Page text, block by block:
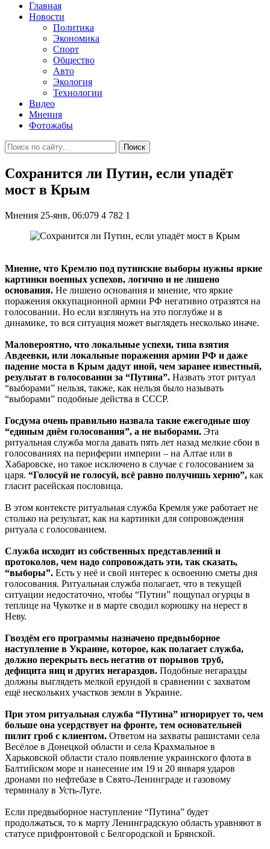
Главная
Новости
Политика
Экономика
Спорт
Общество
Авто
Экология
Технологии
Видео
Мнения
Фотожабы
Поиск
Сохранится ли Путин, если упадёт
мост в Крым
Мнения 25-янв, 06:079 4 782 1
Мнение, что Кремлю под путинские выборы нужны яркие
картинки военных успехов, логично и не лишено
основания. Не лишено основания и мнение, что яркие
поражения оккупационной армии РФ негативно отразятся на
голосовании. Но если взглянуть на это поглубже и в
динамике, то вся ситуация может выглядеть несколько иначе.
Маловероятно, что локальные успехи, типа взятия
Авдеевки, или локальные поражения армии РФ и даже
падение моста в Крым дадут иной, чем заранее известный,
результат в голосовании за “Путина”. Назвать этот ритуал
“выборами” нельзя, также, как нельзя было называть
“выборами” подобные действа в СССР.
Госдума очень правильно назвала такие ежегодные шоу
“единым днём голосования”, а не выборами. Эта
ритуальная служба могла давать пять лет назад мелкие сбои в
голосованиях на периферии империи – на Алтае или в
Хабаровске, но такое исключено в случае с голосованием за
царя. “Голосуй не голосуй, всё равно получишь херню”, как
гласит расейская пословица.
В этом контексте ритуальная служба Кремля уже работает не
столько на результат, как на картинки для сопровождения
ритуала с голосованием.
Служба исходит из собственных представлений и
протоколов, чем надо сопровождать эти, так сказать,
“выборы”. Есть у неё и свой интерес к освоению сметы дня
голосования. Ритуальная служба полагает, что в текущей
ситуации недостаточно, чтобы “Путин” пощупал огурцы в
теплице на Чукотке и в марте сводил корюшку на нерест в
Неву.
Гвоздём его программы назначено предвыборное
наступление в Украине, которое, как полагает служба,
должно перекрыть весь негатив от порывов труб,
дефицита яиц и других негараздов. Подобные негаразды
должны выглядеть мелкой ерундой в сравнении с захватом
ещё нескольких участков земли в Украине.
При этом ритуальная служба “Путина” игнорирует то, чем
больше она усердствует на фронте, тем основательней
пилит гроб с клиентом. Ответом на захваты рашистами села
Весёлое в Донецкой области и села Крахмальное в
Харьковской области стало появление украинского флота в
Балтийском море и нанесение им 19 и 20 января ударов
дронами по нефтебазе в Свято-Ленинграде и газовому
терминалу в Усть-Луге.
Если предвыборное наступление “Путина” будет
продолжаться, то к марту Ленинградскую область уравняют в
статусе прифронтовой с Белгородской и Брянской.